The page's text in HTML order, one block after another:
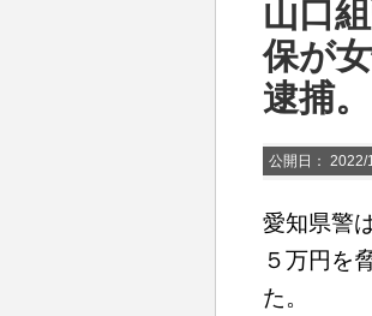
山口
保が
逮捕。
公開日： 2022/
愛知県警
５万円を
た。